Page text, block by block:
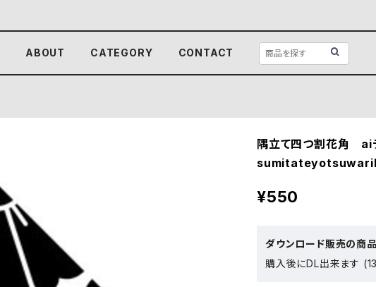
ABOUT CATEGORY CONTACT
隅立て四つ割花角 ai
¥550
ダウンロード販売の商品
購入後にDL出来ます